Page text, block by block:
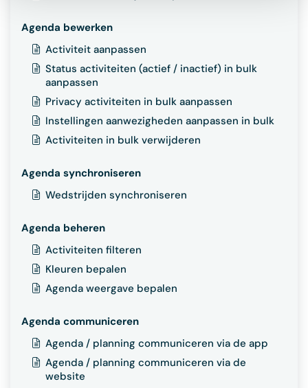
Agenda bewerken
Activiteit aanpassen
Status activiteiten (actief / inactief) in bulk
aanpassen
Privacy activiteiten in bulk aanpassen
Instellingen aanwezigheden aanpassen in bulk
Activiteiten in bulk verwijderen
Agenda synchroniseren
Wedstrijden synchroniseren
Agenda beheren
Activiteiten filteren
Kleuren bepalen
Agenda weergave bepalen
Agenda communiceren
Agenda / planning communiceren via de app
Agenda / planning communiceren via de
website